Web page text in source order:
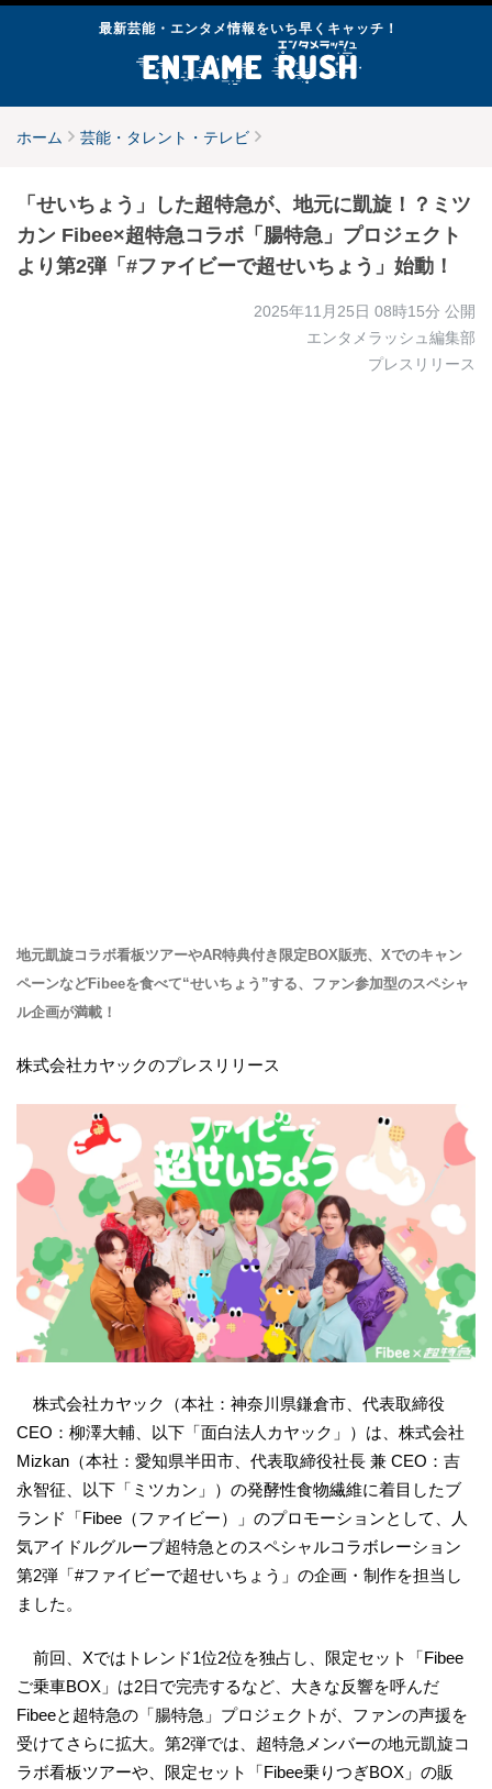
最新芸能・エンタメ情報をいち早くキャッチ！
ホーム 芸能・タレント・テレビ
「せいちょう」した超特急が、地元に凱旋！？ミツ
カン Fibee×超特急コラボ「腸特急」プロジェクト
より第2弾「#ファイビーで超せいちょう」始動！
2025年11月25日 08時15分 公開
エンタメラッシュ編集部
プレスリリース
地元凱旋コラボ看板ツアーやAR特典付き限定BOX販売、Xでのキャン
ペーンなどFibeeを食べて“せいちょう”する、ファン参加型のスペシャ
ル企画が満載！
株式会社カヤックのプレスリリース
株式会社カヤック（本社：神奈川県鎌倉市、代表取締役
CEO：柳澤大輔、以下「面白法人カヤック」）は、株式会社
Mizkan（本社：愛知県半田市、代表取締役社長 兼 CEO：吉
永智征、以下「ミツカン」）の発酵性食物繊維に着目したブ
ランド「Fibee（ファイビー）」のプロモーションとして、人
気アイドルグループ超特急とのスペシャルコラボレーション
第2弾「#ファイビーで超せいちょう」の企画・制作を担当し
ました。
前回、Xではトレンド1位2位を独占し、限定セット「Fibee
ご乗車BOX」は2日で完売するなど、大きな反響を呼んだ
Fibeeと超特急の「腸特急」プロジェクトが、ファンの声援を
受けてさらに拡大。第2弾では、超特急メンバーの地元凱旋コ
ラボ看板ツアーや、限定セット「Fibee乗りつぎBOX」の販